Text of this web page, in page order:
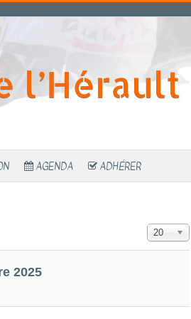
l’Hérault
AGENDA ADHÉRER
Affichage
20
2025